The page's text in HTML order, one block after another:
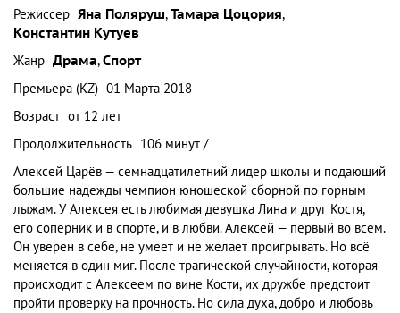
Режиссер Яна Поляруш,Тамара Цоцория,
Константин Кутуев
Жанр Драма,Спорт
Премьера (KZ) 01 Марта 2018
Возраст от 12 лет
Продолжительность 106 минут /
Алексей Царёв — семнадцатилетний лидер школы и подающий
большие надежды чемпион юношеской сборной по горным
лыжам. У Алексея есть любимая девушка Лина и друг Костя,
его соперник и в спорте, и в любви. Алексей — первый во всём.
Он уверен в себе, не умеет и не желает проигрывать. Но всё
меняется в один миг. После трагической случайности, которая
происходит с Алексеем по вине Кости, их дружбе предстоит
пройти проверку на прочность. Но сила духа, добро и любовь